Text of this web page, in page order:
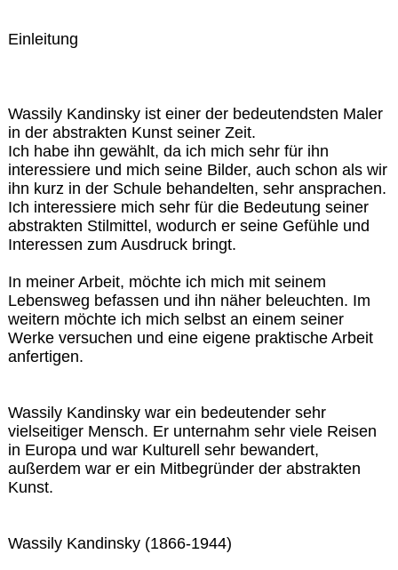
Einleitung
Wassily Kandinsky ist einer der bedeutendsten Maler
in der abstrakten Kunst seiner Zeit.
Ich habe ihn gewählt, da ich mich sehr für ihn
interessiere und mich seine Bilder, auch schon als wir
ihn kurz in der Schule behandelten, sehr ansprachen.
Ich interessiere mich sehr für die Bedeutung seiner
abstrakten Stilmittel, wodurch er seine Gefühle und
Interessen zum Ausdruck bringt.
In meiner Arbeit, möchte ich mich mit seinem
Lebensweg befassen und ihn näher beleuchten. Im
weitern möchte ich mich selbst an einem seiner
Werke versuchen und eine eigene praktische Arbeit
anfertigen.
Wassily Kandinsky war ein bedeutender sehr
vielseitiger Mensch. Er unternahm sehr viele Reisen
in Europa und war Kulturell sehr bewandert,
außerdem war er ein Mitbegründer der abstrakten
Kunst.
Wassily Kandinsky (1866-1944)